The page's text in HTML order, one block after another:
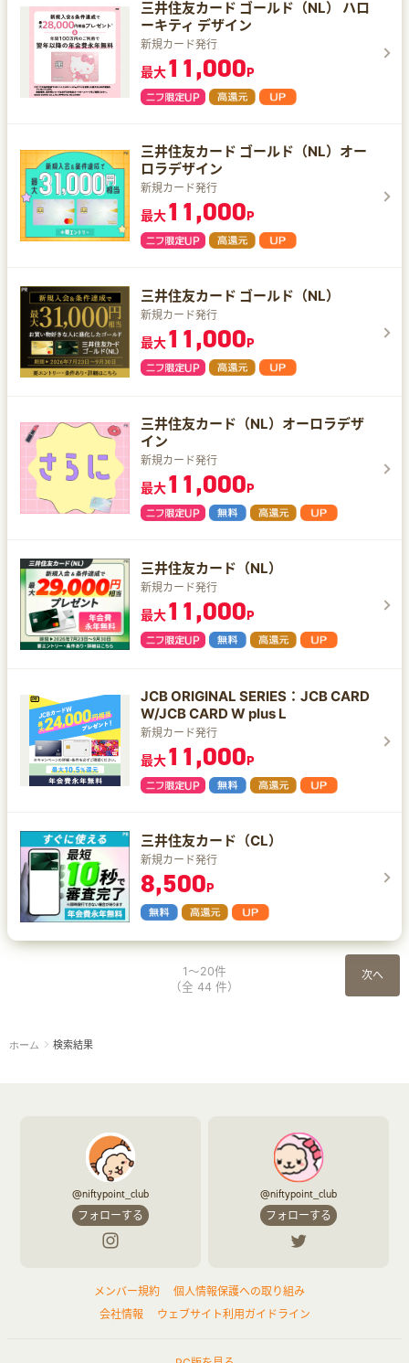
三井住友カード ゴールド（NL） ハロ
ーキティ デザイン
新規カード発行
最大11,000P
三井住友カード ゴールド（NL）オー
ロラデザイン
新規カード発行
最大11,000P
三井住友カード ゴールド（NL）
新規カード発行
最大11,000P
三井住友カード（NL）オーロラデザ
イン
新規カード発行
最大11,000P
三井住友カード（NL）
新規カード発行
最大11,000P
JCB ORIGINAL SERIES：JCB CARD
W/JCB CARD W plus L
新規カード発行
最大11,000P
三井住友カード（CL）
新規カード発行
8,500P
次へ
1～20件
（全 44 件）
ホーム 検索結果
@niftypoint_club
フォローする
@niftypoint_club
フォローする
メンバー規約
個人情報保護への取り組み
会社情報
ウェブサイト利用ガイドライン